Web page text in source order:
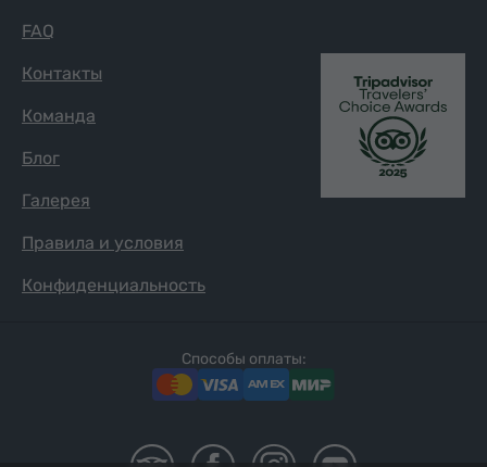
FAQ
Контакты
Команда
Блог
Галерея
Правила и условия
Конфиденциальность
Способы оплаты: